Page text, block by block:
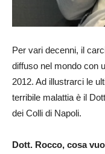
Per vari decenni, il
diffuso nel mondo con
2012. Ad illustrarci le
terribile malattia è il
dei Colli di Napoli.
Dott. Rocco, cosa